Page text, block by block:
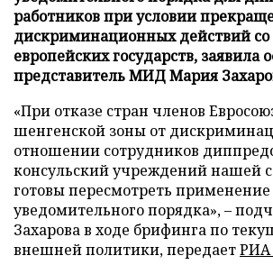
работников при условии
дискриминационных действий со
европейских государств,
представитель МИД Мария
«При отказе стран членов
шенгенской зоны от
отношении сотрудников
консульский учреждений нашей
готовы пересмотреть применение
уведомительного порядка», –
Захарова в ходе брифинга по
внешней политики, передаетРИА